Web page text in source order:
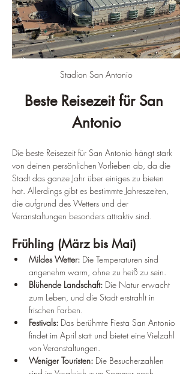
Stadion San Antonio
Beste Reisezeit für San
Antonio
Die beste Reisezeit für San Antonio hängt stark
von deinen persönlichen Vorlieben ab, da die
Stadt das ganze Jahr über einiges zu bieten
hat. Allerdings gibt es bestimmte Jahreszeiten,
die aufgrund des Wetters und der
Veranstaltungen besonders attraktiv sind.
Frühling (März bis Mai)
Mildes Wetter: Die Temperaturen sind
angenehm warm, ohne zu heiß zu sein.
Blühende Landschaft: Die Natur erwacht
zum Leben, und die Stadt erstrahlt in
frischen Farben.
Festivals: Das berühmte Fiesta San Antonio
findet im April statt und bietet eine Vielzahl
von Veranstaltungen.
Weniger Touristen: Die Besucherzahlen